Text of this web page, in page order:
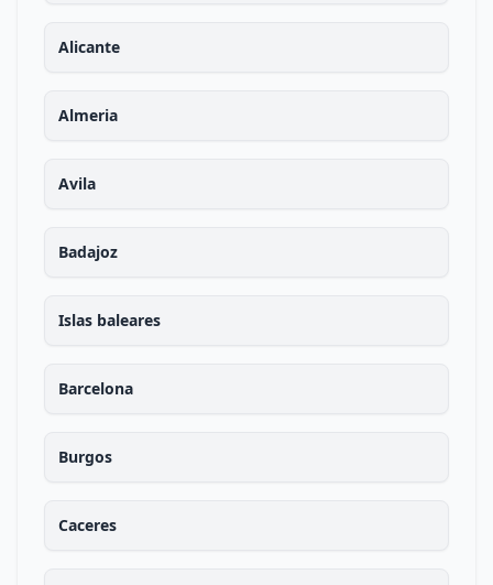
Alicante
Almeria
Avila
Badajoz
Islas baleares
Barcelona
Burgos
Caceres